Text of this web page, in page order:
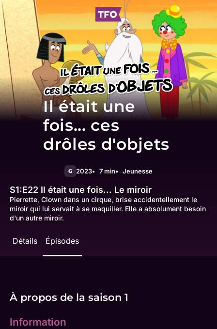
Il était une
fois... ces
drôles d'objets
G 2023 7 min Jeunesse
S1:E22 Il était une fois... Le miroir
Pierrette, Clown dans un cirque, brise accidentellement le
miroir qui lui servait à se maquiller. Elle a absolument besoin
d'un autre miroir.
Détails Épisodes
À propos de la saison 1
Information